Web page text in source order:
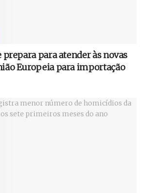
prepara para atender às novas
Europeia para importação